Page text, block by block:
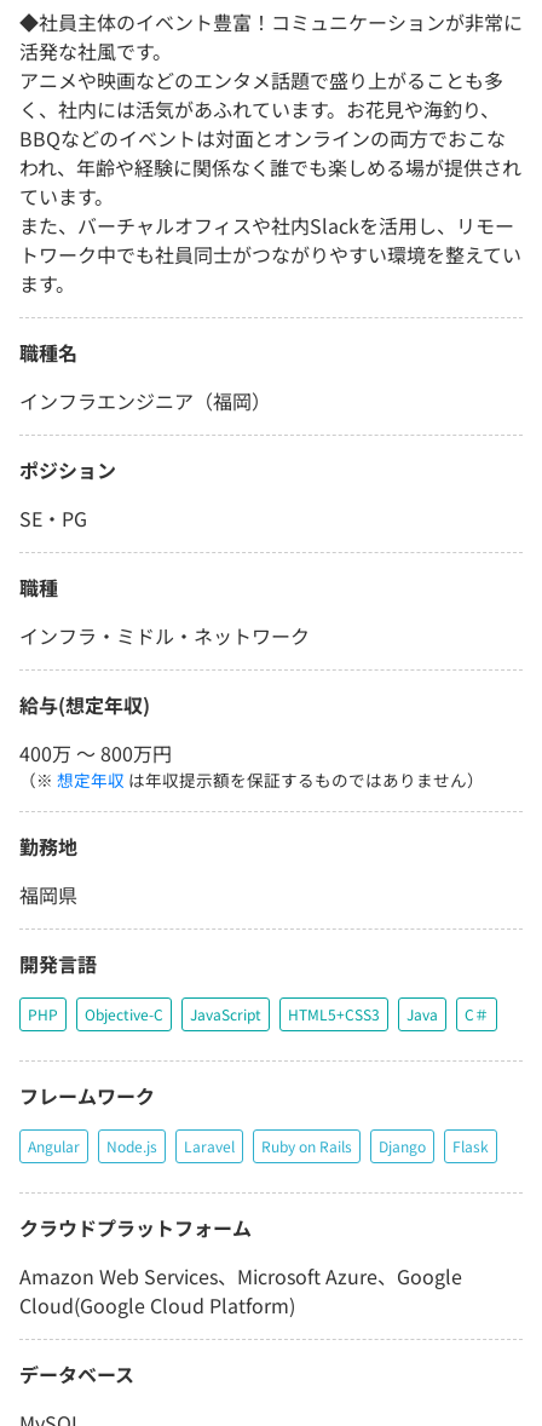
◆社員主体のイベント豊富！コミュニケーションが非常に
活発な社風です。
アニメや映画などのエンタメ話題で盛り上がることも多
く、社内には活気があふれています。お花見や海釣り、
BBQなどのイベントは対面とオンラインの両方でおこな
われ、年齢や経験に関係なく誰でも楽しめる場が提供され
ています。
また、バーチャルオフィスや社内Slackを活用し、リモー
トワーク中でも社員同士がつながりやすい環境を整えてい
ます。
職種名
インフラエンジニア（福岡）
ポジション
SE・PG
職種
インフラ・ミドル・ネットワーク
給与(想定年収)
400万 〜 800万円
（※ 想定年収 は年収提示額を保証するものではありません）
勤務地
福岡県
開発言語
PHP Objective-C JavaScript HTML5+CSS3 Java C＃
フレームワーク
Angular Node.js Laravel Ruby on Rails Django Flask
クラウドプラットフォーム
Amazon Web Services、Microsoft Azure、Google
Cloud(Google Cloud Platform)
データベース